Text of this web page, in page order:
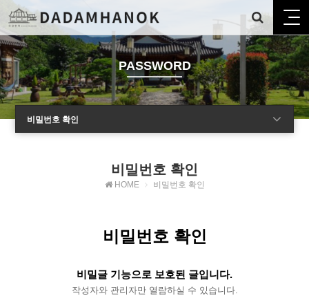
PASSWORD
비밀번호 확인
비밀번호 확인
HOME 비밀번호 확인
비밀번호 확인
비밀글 기능으로 보호된 글입니다.
작성자와 관리자만 열람하실 수 있습니다.